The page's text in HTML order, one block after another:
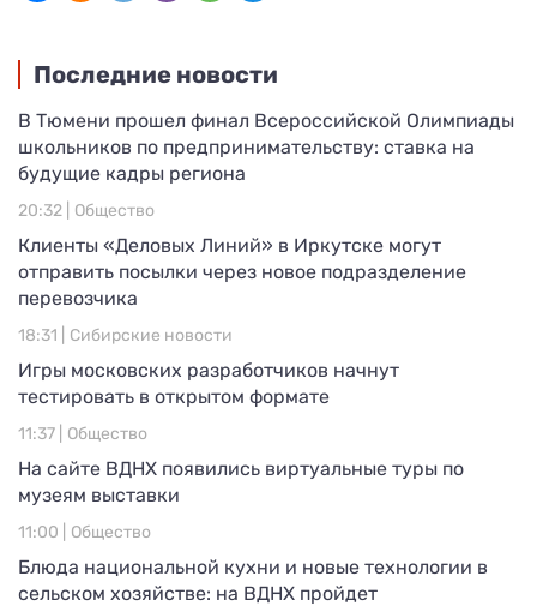
Последние новости
В Тюмени прошел финал Всероссийской Олимпиады
школьников по предпринимательству: ставка на
будущие кадры региона
20:32 | Общество
Клиенты «Деловых Линий» в Иркутске могут
отправить посылки через новое подразделение
перевозчика
18:31 | Сибирские новости
Игры московских разработчиков начнут
тестировать в открытом формате
11:37 | Общество
На сайте ВДНХ появились виртуальные туры по
музеям выставки
11:00 | Общество
Блюда национальной кухни и новые технологии в
сельском хозяйстве: на ВДНХ пройдет